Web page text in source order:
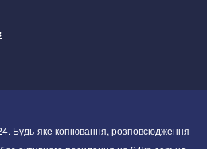
Будь-яке копіювання, розповсюдження